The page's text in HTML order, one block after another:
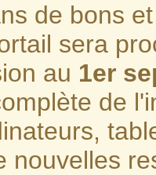
de bons
sera
au 1er
de
nouvelles